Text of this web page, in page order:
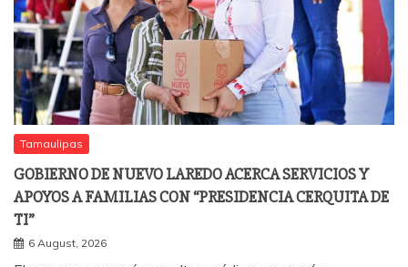
Tamaulipas
GOBIERNO DE NUEVO LAREDO ACERCA SERVICIOS Y
APOYOS A FAMILIAS CON “PRESIDENCIA CERQUITA DE
TI”
6 August, 2026